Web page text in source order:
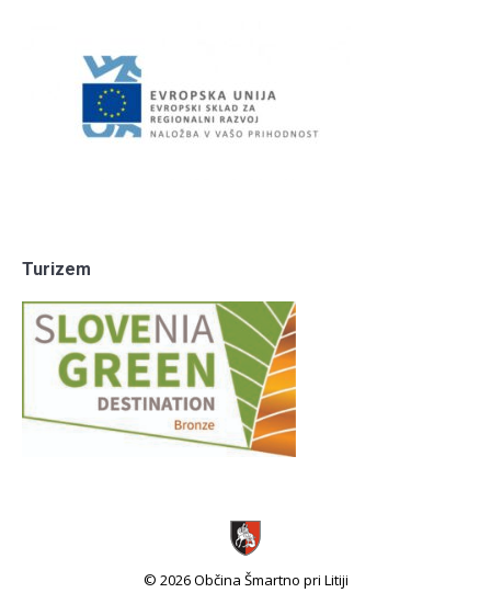
Turizem
© 2026 Občina Šmartno pri Litiji